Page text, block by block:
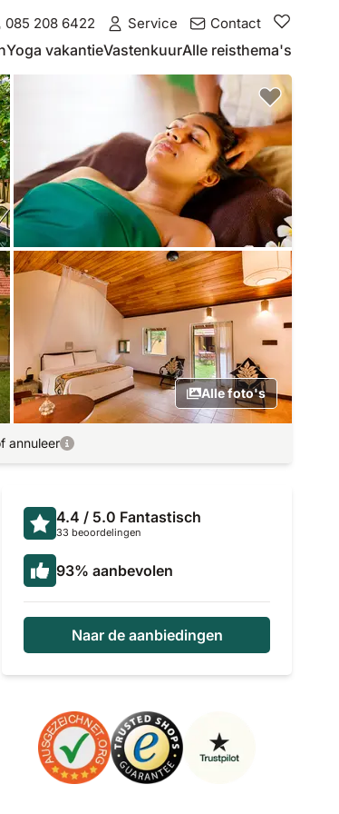
085 208 6422 Service Contact
Yoga vakantieVastenkuurAlle reisthema's
Alle foto's
annuleer
4.4 / 5.0 Fantastisch
33 beoordelingen
93% aanbevolen
Naar de aanbiedingen